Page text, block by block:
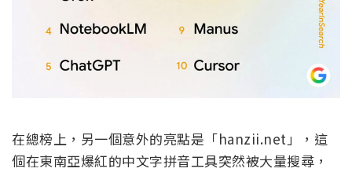
在總榜上，另一個意外的亮點是「hanzii.net」，這
個在東南亞爆紅的中文字拼音工具突然被大量搜尋，